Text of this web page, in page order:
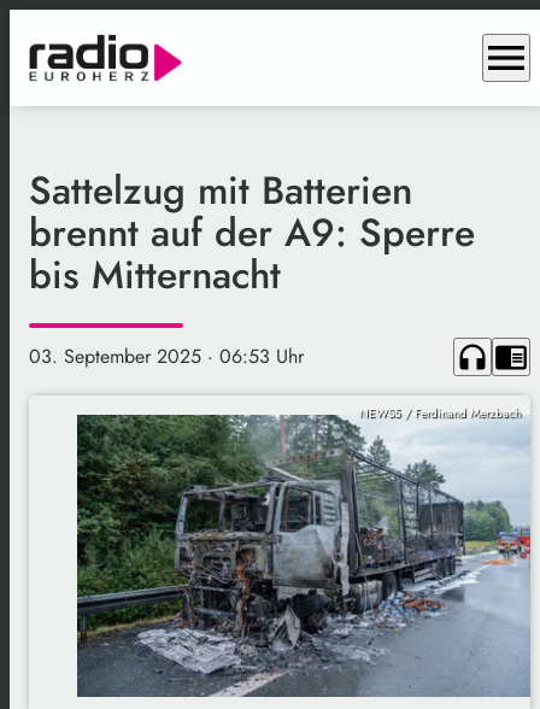
menu
Sattelzug mit Batterien
brennt auf der A9: Sperre
bis Mitternacht
03. September 2025 · 06:53 Uhr headphones chrome_reader_mode
NEWS5 / Ferdinand Merzbach